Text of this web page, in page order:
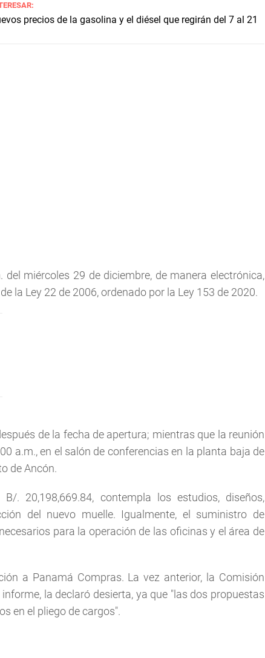
precios de la gasolina y el diésel que regirán del 7 al 21
miércoles 29 de diciembre, de manera electrónica,
la Ley 22 de 2006, ordenado por la Ley 153 de 2020.
de la fecha de apertura; mientras que la reunión
a.m., en el salón de conferencias en la planta baja de
de Ancón.
. 20,198,669.84, contempla los estudios, diseños,
del nuevo muelle. Igualmente, el suministro de
para la operación de las oficinas y el área de
a Panamá Compras. La vez anterior, la Comisión
la declaró desierta, ya que "las dos propuestas
en el pliego de cargos".